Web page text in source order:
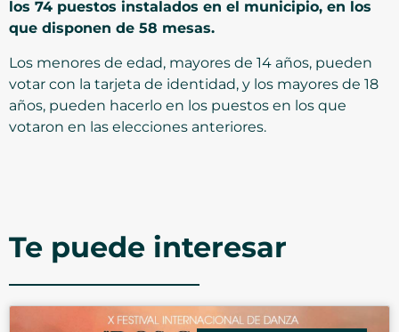
los 74 puestos instalados en el municipio, en los
que disponen de 58 mesas.
Los menores de edad, mayores de 14 años, pueden
votar con la tarjeta de identidad, y los mayores de 18
años, pueden hacerlo en los puestos en los que
votaron en las elecciones anteriores.
Te puede interesar